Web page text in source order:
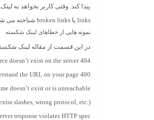
links یا broken links شناخته می شوند.
نمونه هایی از خطاهای لینک شکسته
در این قسمت از مقاله لینک
404 Page Not Found: the page/resource doesn’t exist on the server
400 Bad Request: the host server cannot understand the URL on your page
doesn’t exist or is unreachable
slashes, wrong protocol, etc.)
response violates HTTP spec